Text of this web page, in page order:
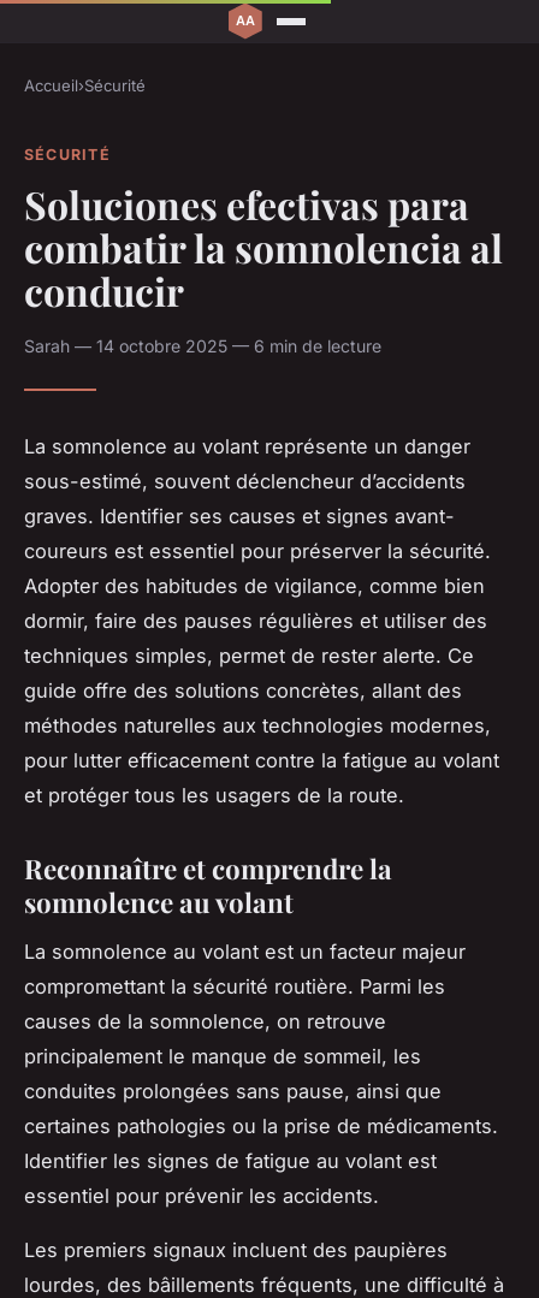
Accueil›Sécurité
SÉCURITÉ
Soluciones efectivas para
combatir la somnolencia al
conducir
Sarah — 14 octobre 2025 — 6 min de lecture
La somnolence au volant représente un danger
sous-estimé, souvent déclencheur d’accidents
graves. Identifier ses causes et signes avant-
coureurs est essentiel pour préserver la sécurité.
Adopter des habitudes de vigilance, comme bien
dormir, faire des pauses régulières et utiliser des
techniques simples, permet de rester alerte. Ce
guide offre des solutions concrètes, allant des
méthodes naturelles aux technologies modernes,
pour lutter efficacement contre la fatigue au volant
et protéger tous les usagers de la route.
Reconnaître et comprendre la
somnolence au volant
La somnolence au volant est un facteur majeur
compromettant la sécurité routière. Parmi les
causes de la somnolence, on retrouve
principalement le manque de sommeil, les
conduites prolongées sans pause, ainsi que
certaines pathologies ou la prise de médicaments.
Identifier les signes de fatigue au volant est
essentiel pour prévenir les accidents.
Les premiers signaux incluent des paupières
lourdes, des bâillements fréquents, une difficulté à